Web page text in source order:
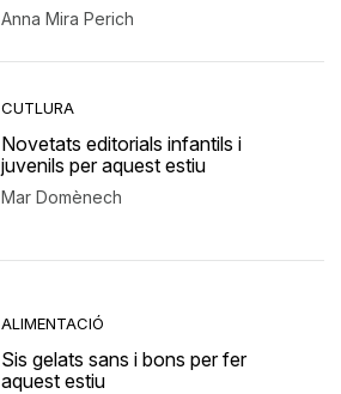
Anna Mira Perich
CUTLURA
Novetats editorials infantils i
juvenils per aquest estiu
Mar Domènech
ALIMENTACIÓ
Sis gelats sans i bons per fer
aquest estiu